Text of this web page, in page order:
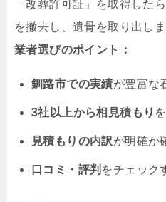
「改葬許可証」を取得した
を撤去し、遺骨を取り出しま
業者選びのポイント：
釧路市での実績が豊富な
3社以上から相見積もり
見積もりの内訳が明確か
口コミ・評判 をチェック